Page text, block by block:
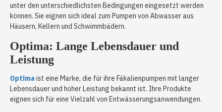
unter den unterschiedlichsten Bedingungen eingesetzt werden
können. Sie eignen sich ideal zum Pumpen von Abwasser aus
Häusern, Kellern und Schwimmbädern.
Optima: Lange Lebensdauer und
Leistung
Optima ist eine Marke, die für ihre Fäkalienpumpen mit langer
Lebensdauer und hoher Leistung bekannt ist. Ihre Produkte
eignen sich für eine Vielzahl von Entwässerungsanwendungen.